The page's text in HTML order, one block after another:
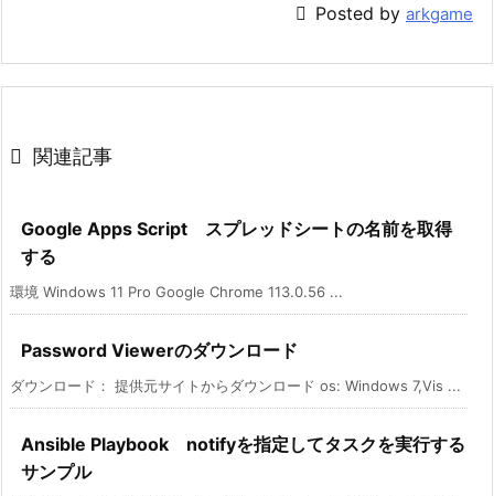
 Posted by arkgame
 関連記事
Google Apps Script スプレッドシートの名前を取得
する
環境 Windows 11 Pro Google Chrome 113.0.56 ...
Password Viewerのダウンロード
ダウンロード： 提供元サイトからダウンロード os: Windows 7,Vis ...
Ansible Playbook notifyを指定してタスクを実行する
サンプル